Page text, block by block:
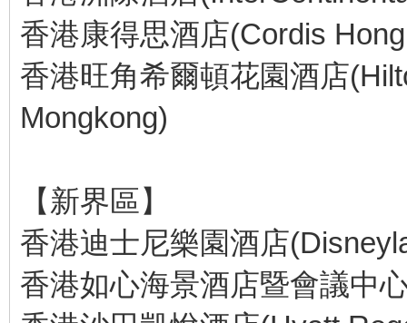
香港康得思酒店(Cordis
香港旺角希爾頓花園酒店
Mongkong)
【新界區】
香港迪士尼樂園酒店
香港如心海景酒店暨會議中